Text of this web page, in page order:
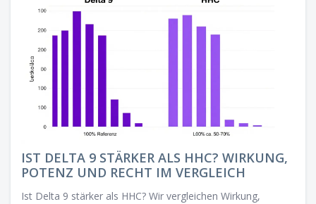
IST DELTA 9 STÄRKER ALS HHC? WIRKUNG,
POTENZ UND RECHT IM VERGLEICH
Ist Delta 9 stärker als HHC? Wir vergleichen Wirkung,